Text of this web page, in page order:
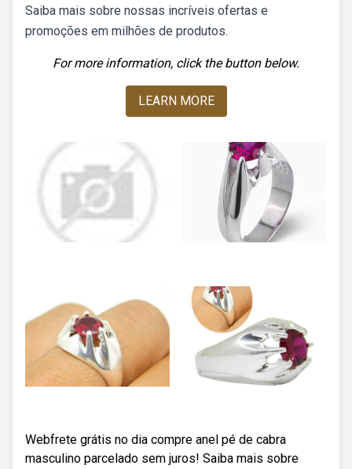
Saiba mais sobre nossas incríveis ofertas e
promoções em milhões de produtos.
For more information, click the button below.
LEARN MORE
Webfrete grátis no dia compre anel pé de cabra
masculino parcelado sem juros! Saiba mais sobre